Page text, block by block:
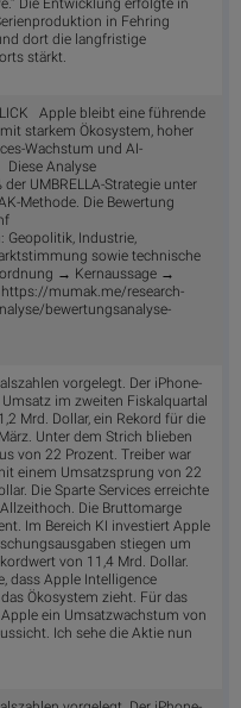
Die Entwicklung erfolgte in
in Fehring
dort die langfristige
stärkt.
Apple bleibt eine führende
starkem Ökosystem, hoher
Wachstum und AI-
Analyse
UMBRELLA-Strategie unter
Methode. Die Bewertung
Geopolitik, Industrie,
sowie technische
→ Kernaussage →
mumak.me/research-
bewertungsanalyse-
vorgelegt. Der iPhone-
im zweiten Fiskalquartal
Mrd. Dollar, ein Rekord für die
Unter dem Strich blieben
von 22 Prozent. Treiber war
einem Umsatzsprung von 22
Die Sparte Services erreichte
Die Bruttomarge
Im Bereich KI investiert Apple
stiegen um
von 11,4 Mrd. Dollar.
dass Apple Intelligence
Ökosystem zieht. Für das
ein Umsatzwachstum von
Ich sehe die Aktie nun